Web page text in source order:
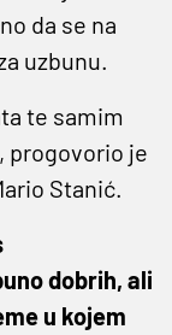
da se na
uzbunu.
te samim
progovorio je
Stanić.
dobrih, ali
u kojem